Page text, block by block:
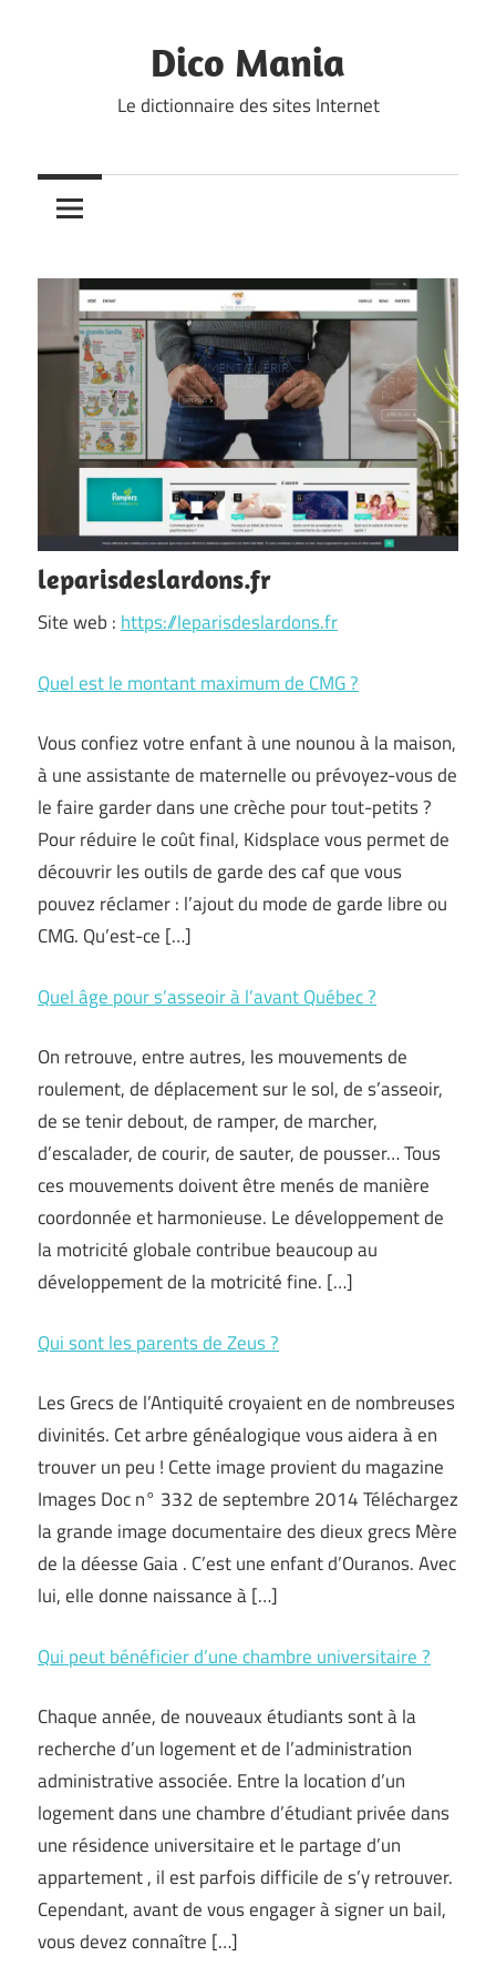
Dico Mania
Le dictionnaire des sites Internet
leparisdeslardons.fr
Site web : https://leparisdeslardons.fr
Quel est le montant maximum de CMG ?
Vous confiez votre enfant à une nounou à la maison,
à une assistante de maternelle ou prévoyez-vous de
le faire garder dans une crèche pour tout-petits ?
Pour réduire le coût final, Kidsplace vous permet de
découvrir les outils de garde des caf que vous
pouvez réclamer : l’ajout du mode de garde libre ou
CMG. Qu’est-ce […]
Quel âge pour s’asseoir à l’avant Québec ?
On retrouve, entre autres, les mouvements de
roulement, de déplacement sur le sol, de s’asseoir,
de se tenir debout, de ramper, de marcher,
d’escalader, de courir, de sauter, de pousser… Tous
ces mouvements doivent être menés de manière
coordonnée et harmonieuse. Le développement de
la motricité globale contribue beaucoup au
développement de la motricité fine. […]
Qui sont les parents de Zeus ?
Les Grecs de l’Antiquité croyaient en de nombreuses
divinités. Cet arbre généalogique vous aidera à en
trouver un peu ! Cette image provient du magazine
Images Doc n° 332 de septembre 2014 Téléchargez
la grande image documentaire des dieux grecs Mère
de la déesse Gaia . C’est une enfant d’Ouranos. Avec
lui, elle donne naissance à […]
Qui peut bénéficier d’une chambre universitaire ?
Chaque année, de nouveaux étudiants sont à la
recherche d’un logement et de l’administration
administrative associée. Entre la location d’un
logement dans une chambre d’étudiant privée dans
une résidence universitaire et le partage d’un
appartement , il est parfois difficile de s’y retrouver.
Cependant, avant de vous engager à signer un bail,
vous devez connaître […]